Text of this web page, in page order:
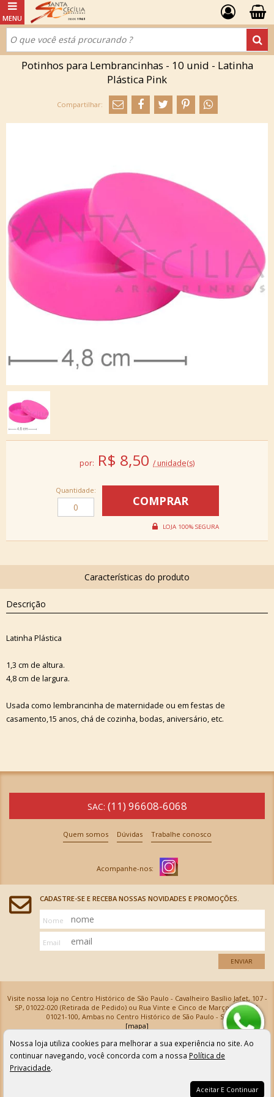
Potinhos para Lembrancinhas - 10 unid - Latinha
Plástica Pink
por: R$ 8,50 / unidade(s)
Quantidade:
Descrição
Latinha Plástica
1,3 cm de altura.
4,8 cm de largura.
Usada como lembrancinha de maternidade ou em festas de
casamento,15 anos, chá de cozinha, bodas, aniversário, etc.
SAC: (11) 96608-6068
Quem somos Dúvidas Trabalhe conosco
CADASTRE-SE E RECEBA NOSSAS NOVIDADES E PROMOÇÕES.
Nome
Email
ENVIAR
Visite nossa loja no Centro Histórico de São Paulo - Cavalheiro Basílio Jafet, 107 -
SP, 01022-020 (Retirada de Pedido) ou Rua Vinte e Cinco de Março, 576 - SP,
01021-100, Ambas no Centro Histórico de São Paulo - SP
[mapa]
Armarinhos Santa Cecília Ltda | CNPJ: 61.069.639/0001-18
Os preços e as condições de pagamento apresentadas na loja virtual não valem para nossa loja física e
podem sofrer alterações sem aviso prévio. Vendas com cartão de crédito sujeitas a análise e
confirmação de dados.
Nossa loja utiliza cookies para melhorar a sua experiência no site. Ao
continuar navegando, você concorda com a nossa Política de
Privacidade.
Aceitar E Continuar